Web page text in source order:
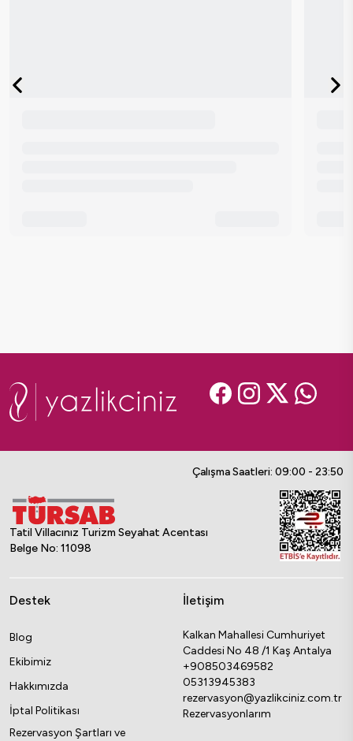
Çalışma Saatleri: 09:00 - 23:50
Tatil Villacınız Turizm Seyahat Acentası
Belge No: 11098
Destek
Blog
Ekibimiz
Hakkımızda
İptal Politikası
Rezervasyon Şartları ve
İletişim
Kalkan Mahallesi Cumhuriyet
Caddesi No 48 /1 Kaş Antalya
+908503469582
05313945383
rezervasyon@yazlikciniz.com.tr
Rezervasyonlarım